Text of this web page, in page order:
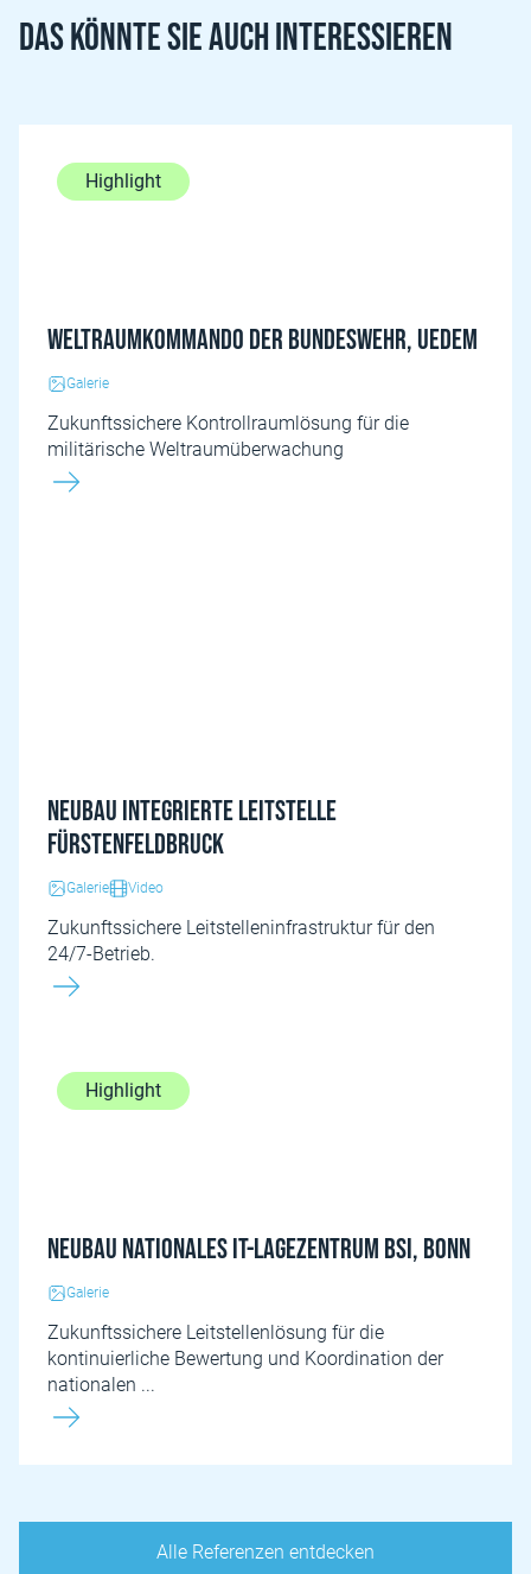
Das könnte Sie auch interessieren
Highlight
Weltraumkommando der Bundeswehr, Uedem
Galerie
Zukunftssichere Kontrollraumlösung für die
militärische Weltraumüberwachung
Neubau Integrierte Leitstelle
Fürstenfeldbruck
Galerie Video
Zukunftssichere Leitstelleninfrastruktur für den
24/7-Betrieb.
Highlight
Neubau Nationales IT-Lagezentrum BSI, Bonn
Galerie
Zukunftssichere Leitstellenlösung für die
kontinuierliche Bewertung und Koordination der
nationalen ...
Alle Referenzen entdecken